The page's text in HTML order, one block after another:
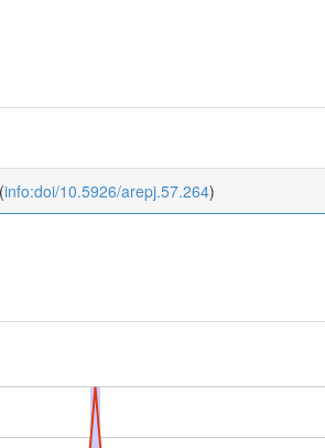
(info:doi/10.5926/arepj.57.264)